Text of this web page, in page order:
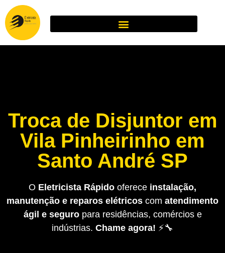
Troca de Disjuntor em
Vila Pinheirinho em
Santo André SP
O Eletricista Rápido oferece instalação,
manutenção e reparos elétricos com atendimento
ágil e seguropara residências, comércios e
indústrias. Chame agora! ⚡🔧